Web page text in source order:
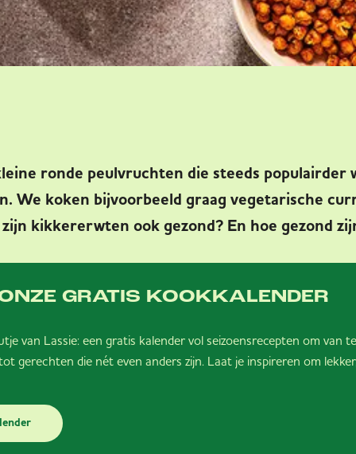
ronde peulvruchten die steeds populairder
We koken bijvoorbeeld graag vegetarische
kikkererwten ook gezond? En hoe gezond
GRATIS KOOKKALENDER
van Lassie: een gratis kalender vol seizoensrecepten om van
gerechten die nét even anders zijn. Laat je inspireren om